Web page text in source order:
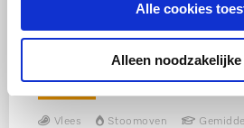
Alle cookies
Alleen
Vlees Stoomoven